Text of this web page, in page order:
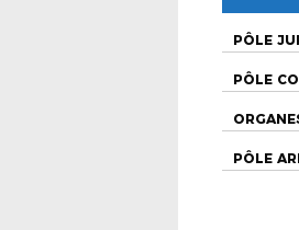
PÔLE
PÔLE
PÔLE